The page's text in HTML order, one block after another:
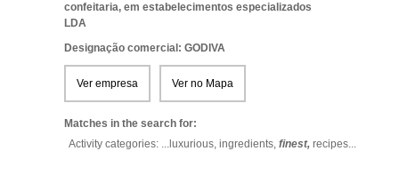
confeitaria, em estabelecimentos especializados
LDA
Designação comercial: GODIVA
Ver empresa Ver no Mapa
Matches in the search for:
Activity categories: ... luxurious, ingredients, finest, recipes...